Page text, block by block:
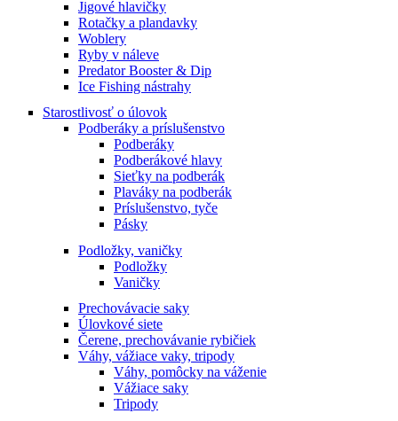
Jigové hlavičky
Rotačky a plandavky
Woblery
Ryby v náleve
Predator Booster & Dip
Ice Fishing nástrahy
Starostlivosť o úlovok
Podberáky a príslušenstvo
Podberáky
Podberákové hlavy
Sieťky na podberák
Plaváky na podberák
Príslušenstvo, tyče
Pásky
Podložky, vaničky
Podložky
Vaničky
Prechovávacie saky
Úlovkové siete
Čerene, prechovávanie rybičiek
Váhy, vážiace vaky, tripody
Váhy, pomôcky na váženie
Vážiace saky
Tripody